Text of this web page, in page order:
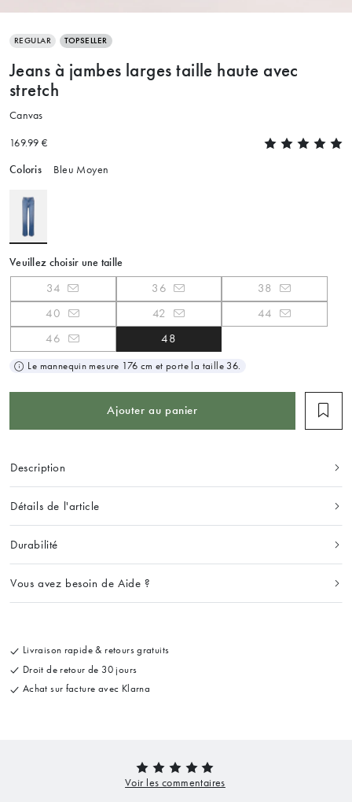
REGULAR TOPSELLER
Jeans à jambes larges taille haute avec
stretch
Canvas
169.99 €
Coloris Bleu Moyen
Veuillez choisir une taille
34 36
38
40
42
44
46
48
Le mannequin mesure 176 cm et porte la taille 36.
Ajouter au panier
Description
Détails de l'article
Durabilité
Vous avez besoin de Aide ?
Livraison rapide & retours gratuits
Droit de retour de 30 jours
Achat sur facture avec Klarna